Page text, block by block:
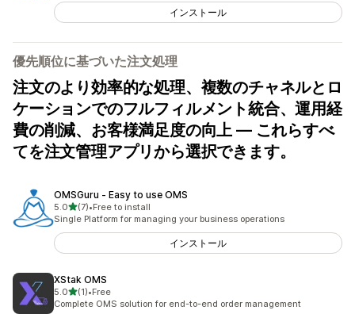
インストール
優先順位に基づいた注文処理
注文のより効率的な処理、複数のチャネルとロ
ケーションでのフルフィルメント統合、運用経
費の削減、お客様満足度の向上 — これらすべ
てを注文管理アプリから選択できます。
OMSGuru ‑ Easy to use OMS
5.05つ星中
(7)
合計レビュー数：7件
•Free to install
Single Platform for managing your business operations
インストール
XStak OMS
5.05つ星中
(1)
合計レビュー数：1件
•Free
Complete OMS solution for end-to-end order management